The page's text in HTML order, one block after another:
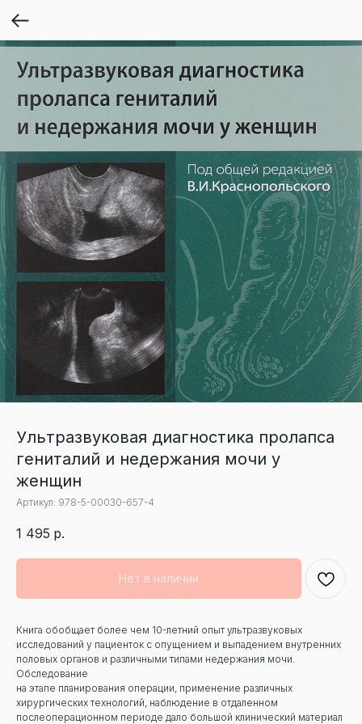
Ультразвуковая диагностика пролапса
гениталий и недержания мочи у
женщин
Артикул: 978-5-00030-657-4
1 495 р.
Нет в наличии
Книга обобщает более чем 10-летний опыт ультразвуковых
исследований у пациенток с опущением и выпадением внутренних
половых органов и различными типами недержания мочи.
Обследование
на этапе планирования операции, применение различных
хирургических технологий, наблюдение в отдаленном
послеоперационном периоде дало большой клинический материал